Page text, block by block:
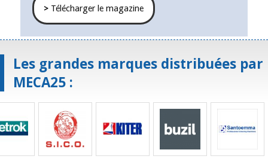
>Télécharger le magazine
Les grandes marques distribuées par
MECA25 :